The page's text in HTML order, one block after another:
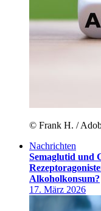
© Frank H. /
Nachrichten
Semaglutid und
Alkoholkonsum?
17. März 2026